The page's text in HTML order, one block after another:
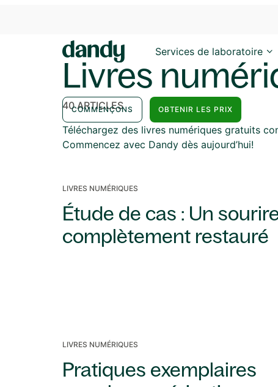
Services de laboratoire
COMMENÇONS OBTENIR LES PRIX
Livres
40 ARTICLES
Téléchargez des livres numériques gratuits
Commencez avec Dandy dès aujourd’hui!
LIVRES NUMÉRIQUES
Étude de cas : Un
complètement restauré
LIVRES NUMÉRIQUES
Pratiques exemplaires